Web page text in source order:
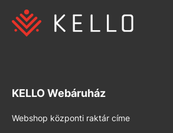
KELLO Webáruház
Webshop központi raktár címe